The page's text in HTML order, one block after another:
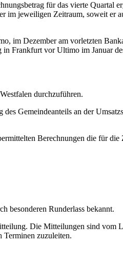
für das vierte Quartal
im jeweiligen Zeitraum, soweit er
im Dezember am vorletzten
Frankfurt vor Ultimo im Januar
durchzuführen.
Gemeindeanteils an der
Berechnungen die für die
besonderen Runderlass bekannt.
Die Mitteilungen sind vom
Terminen zuzuleiten.